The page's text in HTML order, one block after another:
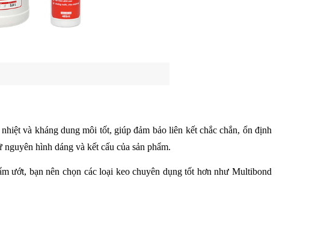
và kháng dung môi tốt, giúp đảm bảo liên kết chắc chắn, ổn định
hình dáng và kết cấu của sản phẩm.
ướt, bạn nên chọn các loại keo chuyên dụng tốt hơn như Multibond